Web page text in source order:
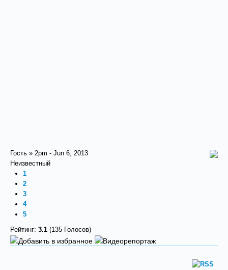
Гость » 2pm - Jun 6, 2013
Неизвестный
1
2
3
4
5
Рейтинг: 3.1 (135 Голосов)